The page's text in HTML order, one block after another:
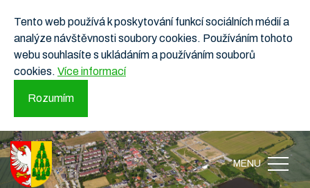
Tento web používá k poskytování funkcí sociálních médií a
analýze návštěvnosti soubory cookies. Používáním tohoto
webu souhlasíte s ukládáním a používáním souborů
cookies. Více informací
Rozumím
MENU